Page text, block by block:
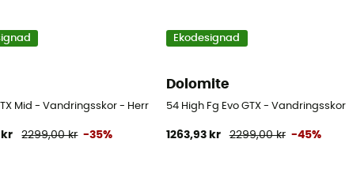
Mid - Vandringsskor - Herr
kr 2299,00 kr -35%
Ekodesignad
Dolomite
54 High Fg Evo GTX - Vandringsskor
1263,93 kr 2299,00 kr -45%